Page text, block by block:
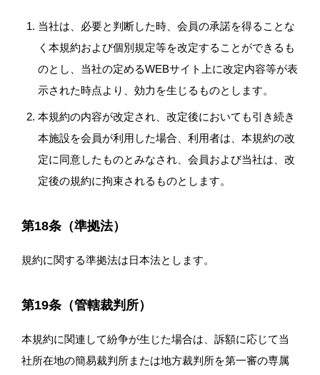
当社は、必要と判断した時、会員の承諾を得ることな
く本規約および個別規定等を改定することができるも
のとし、当社の定めるWEBサイト上に改定内容等が表
示された時点より、効力を生じるものとします。
本規約の内容が改定され、改定後においても引き続き
本施設を会員が利用した場合、利用者は、本規約の改
定に同意したものとみなされ、会員および当社は、改
定後の規約に拘束されるものとします。
第18条（準拠法）
規約に関する準拠法は日本法とします。
第19条（管轄裁判所）
本規約に関連して紛争が生じた場合は、訴額に応じて当
社所在地の簡易裁判所または地方裁判所を第一審の専属